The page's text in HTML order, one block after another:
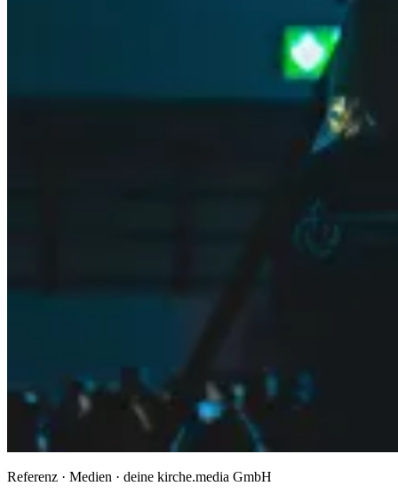
Referenz · Medien · deine kirche.media GmbH